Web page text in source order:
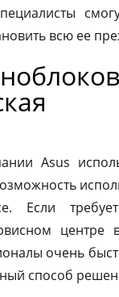
всю ее
Asus
Если
очень
способ